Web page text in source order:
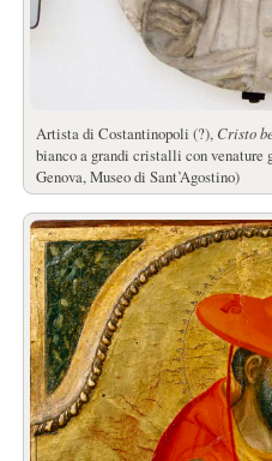
Artista di Costantinopoli (?), Cristo
bianco a grandi cristalli con venature
Genova, Museo di Sant’Agostino)